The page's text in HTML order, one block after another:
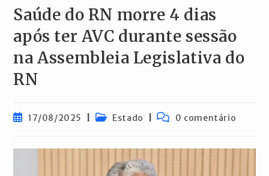
Saúde do RN morre 4 dias
após ter AVC durante sessão
na Assembleia Legislativa do
RN
Post17/08/2025
Categoria
Estado
Comentários
0 comentário